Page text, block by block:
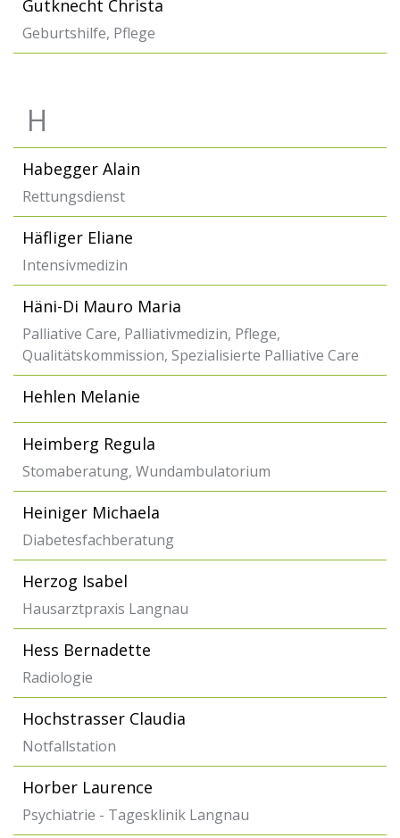
Gutknecht Christa
Geburtshilfe, Pflege
H
Habegger Alain
Rettungsdienst
Häfliger Eliane
Intensivmedizin
Häni-Di Mauro Maria
Palliative Care, Palliativmedizin, Pflege,
Qualitätskommission, Spezialisierte Palliative Care
Hehlen Melanie
Heimberg Regula
Stomaberatung, Wundambulatorium
Heiniger Michaela
Diabetesfachberatung
Herzog Isabel
Hausarztpraxis Langnau
Hess Bernadette
Radiologie
Hochstrasser Claudia
Notfallstation
Horber Laurence
Psychiatrie - Tagesklinik Langnau